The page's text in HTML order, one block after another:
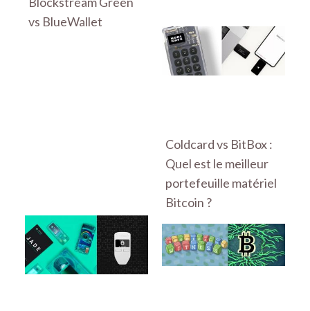
vs BlueWallet
Coldcard vs BitBox :
Quel est le meilleur
portefeuille matériel
Bitcoin ?